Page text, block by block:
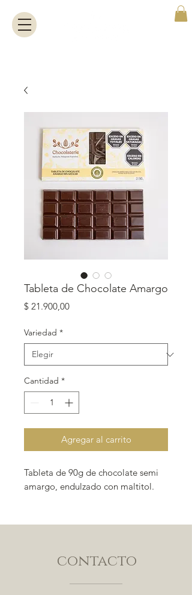
Tableta de Chocolate Amargo
$ 21.900,00Precio
Variedad *
Cantidad *
Agregar al carrito
Tableta de 90g de chocolate semi
amargo, endulzado con maltitol.
contacto